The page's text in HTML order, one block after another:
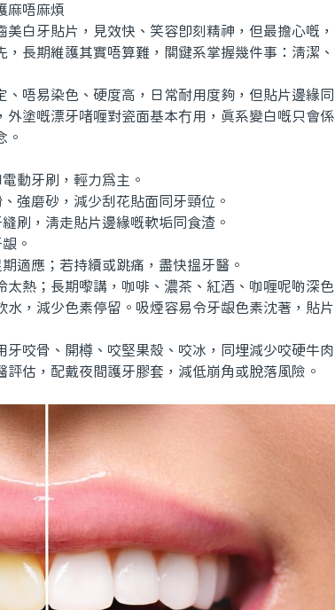
唔麻煩
牙貼片，見效快、笑容即刻精神，但最擔心嘅，
長期維護其實唔算難，關鍵系掌握幾件事：清潔、
唔易染色、硬度高，日常耐用度夠，但貼片邊緣同
塗嘅漂牙啫喱對瓷面基本冇用，真系變白嘅只會係
。
動牙刷，輕力爲主。
磨砂，減少刮花貼面同牙頸位。
，清走貼片邊緣嘅軟垢同食渣。
。
應；若持續或跳痛，盡快搵牙醫。
熱；長期嚟講，咖啡、濃茶、紅酒、咖喱呢啲深色
，減少色素停留。吸煙容易令牙龈色素沈著，貼片
咬骨、開樽、咬堅果殼、咬冰，同埋減少咬硬牛肉
估，配戴夜間護牙膠套，減低崩角或脫落風險。